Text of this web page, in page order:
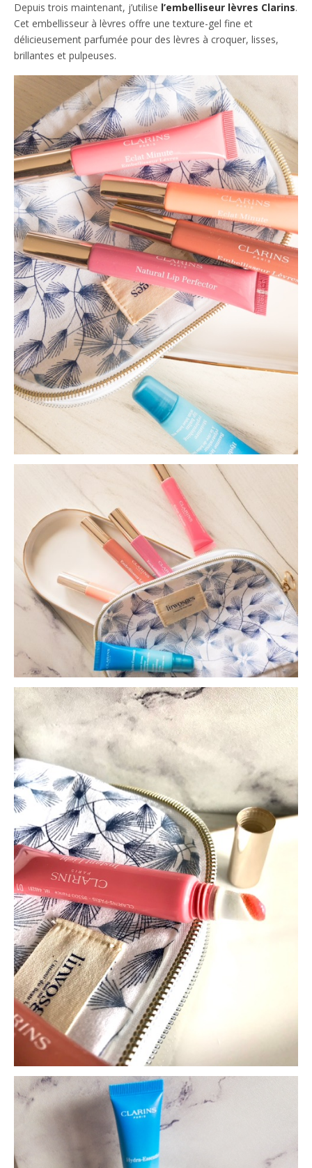
Depuis trois maintenant, j’utilise l’embelliseur lèvres Clarins.
Cet embellisseur à lèvres offre une texture-gel fine et
délicieusement parfumée pour des lèvres à croquer, lisses,
brillantes et pulpeuses.